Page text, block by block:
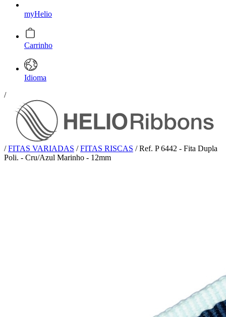
myHelio
Carrinho
Idioma
/
/ FITAS VARIADAS / FITAS RISCAS / Ref. P 6442 - Fita Dupla
Poli. - Cru/Azul Marinho - 12mm